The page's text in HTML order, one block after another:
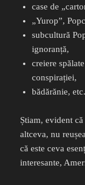
case de
„Yurop”,
subcultură
ignoranță,
creiere
conspirației,
bădărănie,
Știam, evident
altceva, nu
că este ceva
interesante,